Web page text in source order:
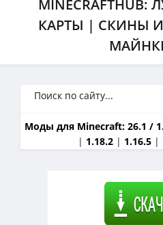
КАРТЫ | СКИНЫ
Моды для Minecraft: 26.1 /
| 1.18.2 | 1.16.5 |